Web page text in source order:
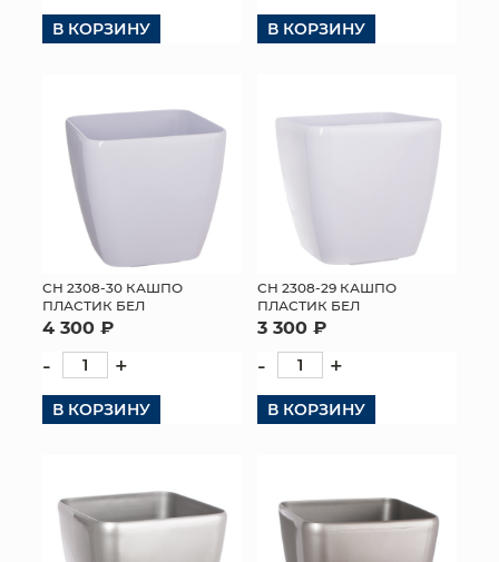
В КОРЗИНУ В КОРЗИНУ
СН 2308-30 КАШПО
ПЛАСТИК БЕЛ
4 300 ₽
- +
В КОРЗИНУ
СН 2308-29 КАШПО
ПЛАСТИК БЕЛ
3 300 ₽
- +
В КОРЗИНУ